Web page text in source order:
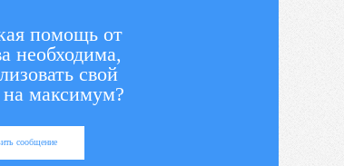
помощь от
необходима,
свой
максимум?
сообщение